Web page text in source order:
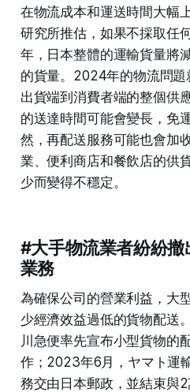
在物流成本和運送時間大幅
研究所推估，如果不採取任
年，日本整體的運輸貨量將
的貨量。2024年的物流問
出貨端到消費者端的整個供
的送達時間可能會變長，免
然，再配送服務可能也會加
業、便利商店和餐飲店的供
少而變得不穩定。
#大手物流業者紛紛
業務
為確保公司的營業利益，大
少經濟效益過低的貨物配送
川急便率先宣布小型貨物的
作；2023年6月，ヤマト運
務交由日本郵政，並結束與